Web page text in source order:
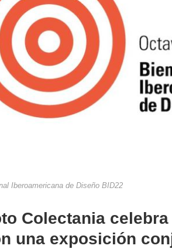
Iberoamericana de Diseño BID22
Colectania
una exposición